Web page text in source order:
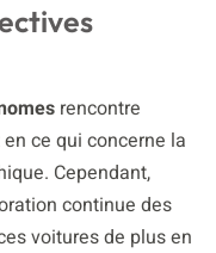
rencontre
ce qui concerne la
Cependant,
continue des
voitures de plus en